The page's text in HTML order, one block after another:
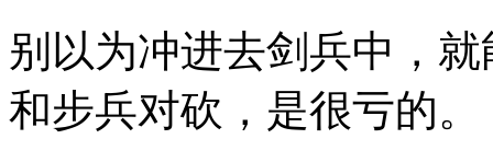
别以为冲进去剑兵中，
和步兵对砍，是很亏的。